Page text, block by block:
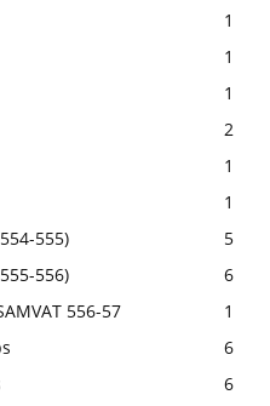
1
1
1
2
1
1
555)
5
556)
6
556-57
1
6
6